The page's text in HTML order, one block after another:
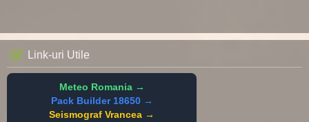
Link-uri Utile
Meteo Romania →
Pack Builder 18650 →
Seismograf Vrancea →